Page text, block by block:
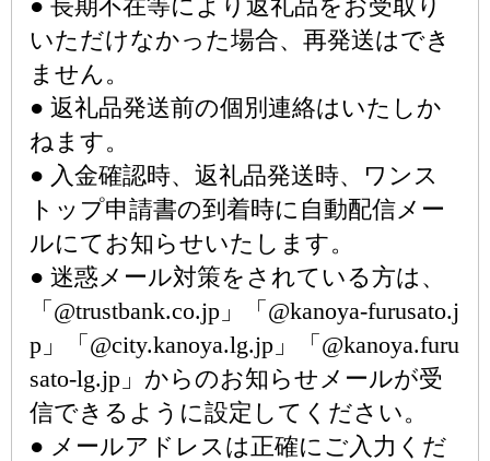
● 長期不在等により返礼品をお受取り
いただけなかった場合、再発送はでき
ません。
● 返礼品発送前の個別連絡はいたしか
ねます。
● 入金確認時、返礼品発送時、ワンス
トップ申請書の到着時に自動配信メー
ルにてお知らせいたします。
● 迷惑メール対策をされている方は、
「@trustbank.co.jp」「@kanoya-furusato.j
p」「@city.kanoya.lg.jp」「@kanoya.furu
sato-lg.jp」からのお知らせメールが受
信できるように設定してください。
● メールアドレスは正確にご入力くだ